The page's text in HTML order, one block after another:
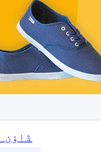
ڈاؤن